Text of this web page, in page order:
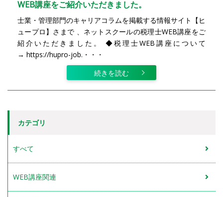
WEB講座をご紹介いただきました。
士業・管理部門のキャリアコラムを掲載する情報サイト【ヒ
ュープロ】さまで 、ネットスクールの税理士WEB講座をご
紹介いただきました。 ◆税理士WEB講座について
→ https://hupro-job.・・・
続きを読む
カテゴリ
すべて
WEB講座関連